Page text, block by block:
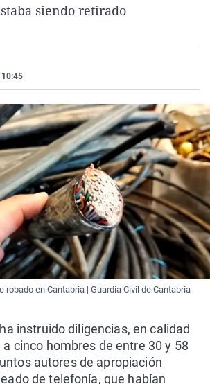
La rosa de los vientos
Caso
Extremadura
País Vasco
Virales
siendo retirado
robado en Cantabria | Guardia Civil de Cantabria
instruido diligencias, en calidad
cinco hombres de entre 30 y 58
autores de apropiación
de telefonía, que habían